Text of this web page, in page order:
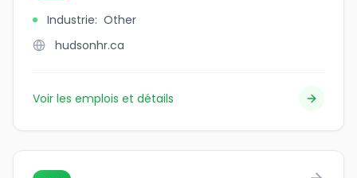
Industrie: Other
hudsonhr.ca
Voir les emplois et détails